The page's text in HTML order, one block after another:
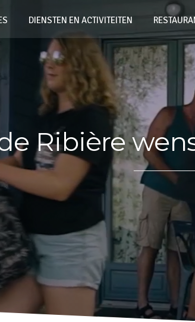
DIENSTEN EN ACTIVITEITEN
Ribière